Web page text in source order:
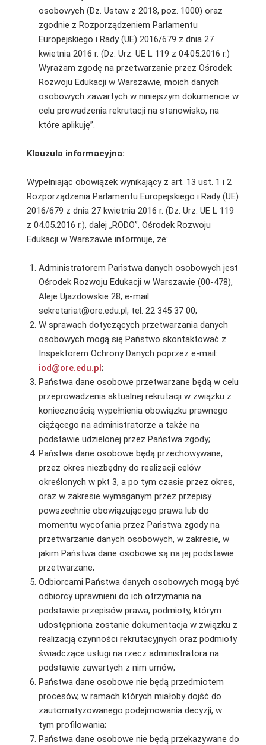
osobowych (Dz. Ustaw z 2018, poz. 1000) oraz
zgodnie z Rozporządzeniem Parlamentu
Europejskiego i Rady (UE) 2016/679 z dnia 27
kwietnia 2016 r. (Dz. Urz. UE L 119 z 04.05.2016 r.)
Wyrażam zgodę na przetwarzanie przez Ośrodek
Rozwoju Edukacji w Warszawie, moich danych
osobowych zawartych w niniejszym dokumencie w
celu prowadzenia rekrutacji na stanowisko, na
które aplikuję”.
Klauzula informacyjna:
Wypełniając obowiązek wynikający z art. 13 ust. 1 i 2
Rozporządzenia Parlamentu Europejskiego i Rady (UE)
2016/679 z dnia 27 kwietnia 2016 r. (Dz. Urz. UE L 119
z 04.05.2016 r.), dalej „RODO”, Ośrodek Rozwoju
Edukacji w Warszawie informuje, że:
Administratorem Państwa danych osobowych jest
Ośrodek Rozwoju Edukacji w Warszawie (00-478),
Aleje Ujazdowskie 28, e-mail:
sekretariat@ore.edu.pl, tel. 22 345 37 00;
W sprawach dotyczących przetwarzania danych
osobowych mogą się Państwo skontaktować z
Inspektorem Ochrony Danych poprzez e-mail:
iod@ore.edu.pl;
Państwa dane osobowe przetwarzane będą w celu
przeprowadzenia aktualnej rekrutacji w związku z
koniecznością wypełnienia obowiązku prawnego
ciążącego na administratorze a także na
podstawie udzielonej przez Państwa zgody;
Państwa dane osobowe będą przechowywane,
przez okres niezbędny do realizacji celów
określonych w pkt 3, a po tym czasie przez okres,
oraz w zakresie wymaganym przez przepisy
powszechnie obowiązującego prawa lub do
momentu wycofania przez Państwa zgody na
przetwarzanie danych osobowych, w zakresie, w
jakim Państwa dane osobowe są na jej podstawie
przetwarzane;
Odbiorcami Państwa danych osobowych mogą być
odbiorcy uprawnieni do ich otrzymania na
podstawie przepisów prawa, podmioty, którym
udostępniona zostanie dokumentacja w związku z
realizacją czynności rekrutacyjnych oraz podmioty
świadczące usługi na rzecz administratora na
podstawie zawartych z nim umów;
Państwa dane osobowe nie będą przedmiotem
procesów, w ramach których miałoby dojść do
zautomatyzowanego podejmowania decyzji, w
tym profilowania;
Państwa dane osobowe nie będą przekazywane do